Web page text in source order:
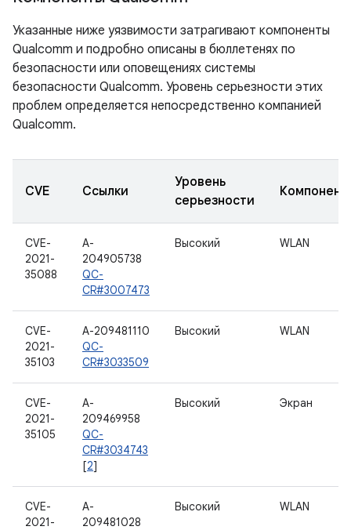
Указанные ниже уязвимости затрагивают компоненты
Qualcomm и подробно описаны в бюллетенях по
безопасности или оповещениях системы
безопасности Qualcomm. Уровень серьезности этих
проблем определяется непосредственно компанией
Qualcomm.
CVE Ссылки
Уровень
серьезности
Компонент
CVE-
2021-
35088
A-
204905738
QC-
CR#3007473
Высокий WLAN
CVE-
2021-
35103
A-209481110
QC-
CR#3033509
Высокий WLAN
CVE-
2021-
35105
A-
209469958
QC-
CR#3034743
[2]
Высокий Экран
CVE-
2021-
A-
209481028
Высокий WLAN